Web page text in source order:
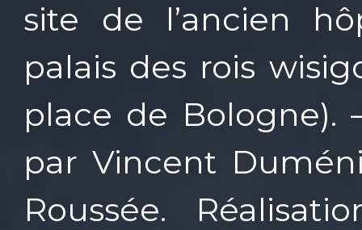
site de l’ancien
palais des rois
place de Bologne).
par Vincent
Roussée.